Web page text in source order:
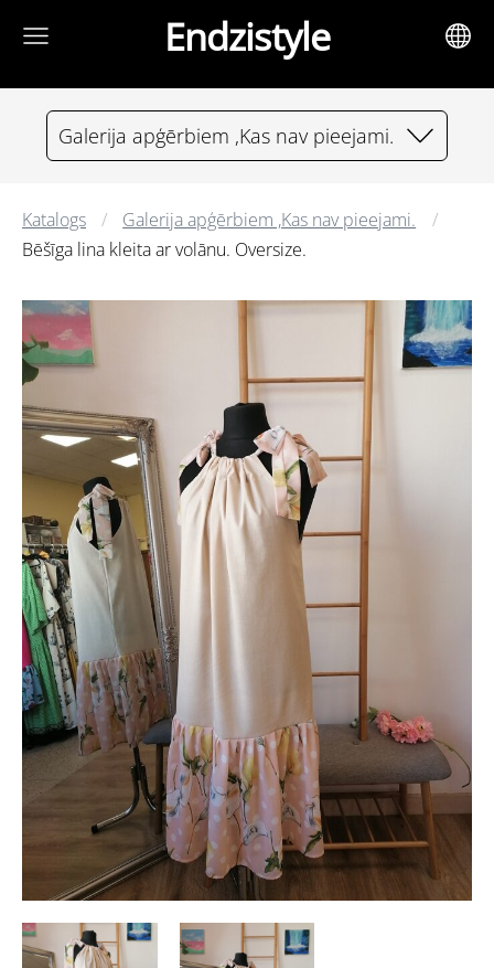
Endzistyle
Galerija apģērbiem ,Kas nav pieejami.
Katalogs
Galerija apģērbiem ,Kas nav pieejami.
Bēšīga lina kleita ar volānu. Oversize.